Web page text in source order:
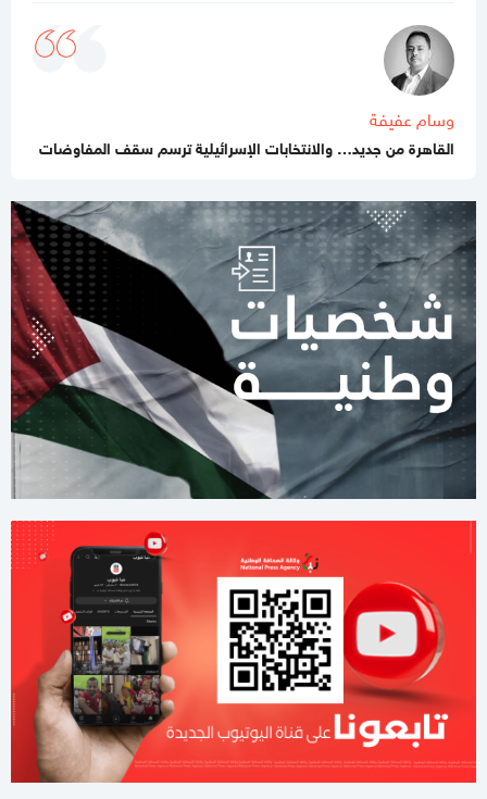
11:07 صباحا
باسم نعيم: حماس لا تزال في انتظار رد رسمي من ملادينوف حول
خارطة الطريق
10:59 صباحا
جيش الاحتلال يطلق عملية عسكرية واسعة في مخيم قلنديا
11:06 مساءاً
قطر: حماس التزمت بكل شيء في اتفاق غزة ويجب إلزام "إسرائيل"
11:00 مساءاً
مصادر عسكرية: "إسرائيل" تقيّد الاغتيالات في غزة تمهيدًا لوقف
الهجمات 14 يومًا
11:42 صباحا
صحيفة: نيابة رام الله تصدر مذكرة توقيف بحق رجل الأعمال طارق
النتشة
لليوم الثاني.. الاحتلال يُواصل عدوانه على قلنديا
11:44 صباحا
صحيفة تكشف تفاصيل جديدة من ملامح اتفاق غزة
11:12 صباحا
هآرتس تكشف.. نتنياهو يوفد ديرمر إلى واشنطن لتخفيف التوتر مع
الإدارة الأميركية حول غزة
وسام عفيفة
القاهرة من جديد… والانتخابات الإسرائيلية ترسم سقف المفاوضات